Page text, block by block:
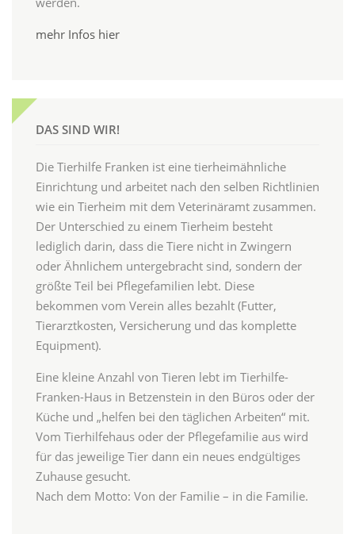
mehr Infos hier
DAS SIND WIR!
Die Tierhilfe Franken ist eine tierheimähnliche
Einrichtung und arbeitet nach den selben Richtlinien
wie ein Tierheim mit dem Veterinäramt zusammen.
Der Unterschied zu einem Tierheim besteht
lediglich darin, dass die Tiere nicht in Zwingern
oder Ähnlichem untergebracht sind, sondern der
größte Teil bei Pflegefamilien lebt. Diese
bekommen vom Verein alles bezahlt (Futter,
Tierarztkosten, Versicherung und das komplette
Equipment).
Eine kleine Anzahl von Tieren lebt im Tierhilfe-
Franken-Haus in Betzenstein in den Büros oder der
Küche und „helfen bei den täglichen Arbeiten“ mit.
Vom Tierhilfehaus oder der Pflegefamilie aus wird
für das jeweilige Tier dann ein neues endgültiges
Zuhause gesucht.
Nach dem Motto: Von der Familie – in die Familie.